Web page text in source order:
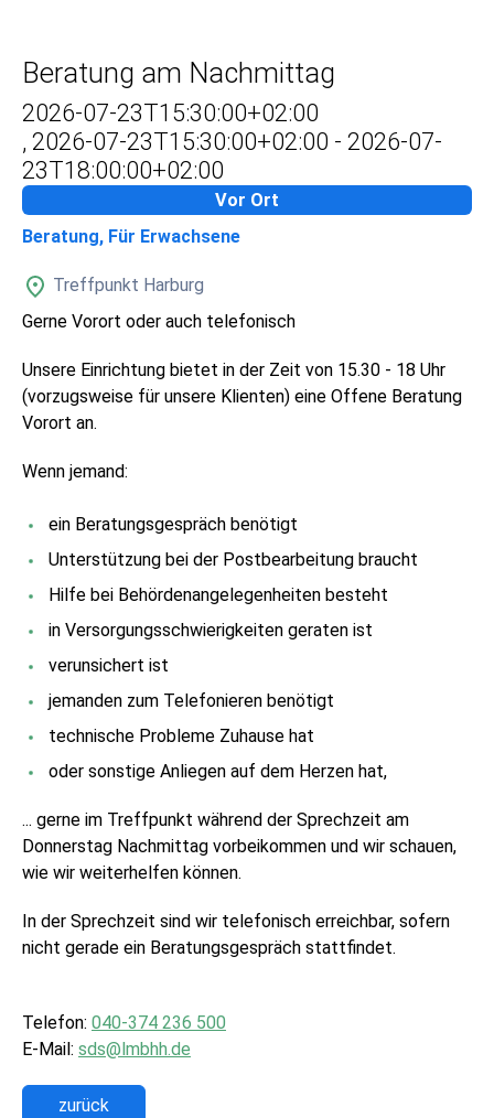
Beratung am Nachmittag
2026-07-23T15:30:00+02:00
, 2026-07-23T15:30:00+02:00 - 2026-07-
23T18:00:00+02:00
Vor Ort
Beratung, Für Erwachsene
Treffpunkt Harburg
Gerne Vorort oder auch telefonisch
Unsere Einrichtung bietet in der Zeit von 15.30 - 18 Uhr
(vorzugsweise für unsere Klienten) eine Offene Beratung
Vorort an.
Wenn jemand:
ein Beratungsgespräch benötigt
Unterstützung bei der Postbearbeitung braucht
Hilfe bei Behördenangelegenheiten besteht
in Versorgungsschwierigkeiten geraten ist
verunsichert ist
jemanden zum Telefonieren benötigt
technische Probleme Zuhause hat
oder sonstige Anliegen auf dem Herzen hat,
... gerne im Treffpunkt während der Sprechzeit am
Donnerstag Nachmittag vorbeikommen und wir schauen,
wie wir weiterhelfen können.
In der Sprechzeit sind wir telefonisch erreichbar, sofern
nicht gerade ein Beratungsgespräch stattfindet.
Telefon: 040-374 236 500
E-Mail: sds@lmbhh.de
zurück